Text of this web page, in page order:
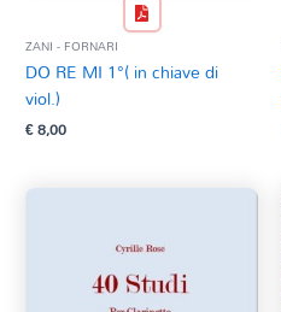
ZANI - FORNARI
DO RE MI 1°( in chiave di
viol.)
€8,00